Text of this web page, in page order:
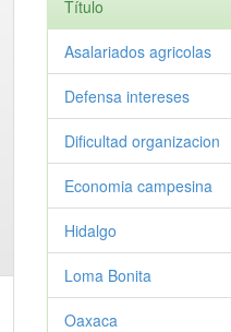
Título
Asalariados agricolas
Defensa intereses
Dificultad organizacion
Economia campesina
Hidalgo
Loma Bonita
Oaxaca